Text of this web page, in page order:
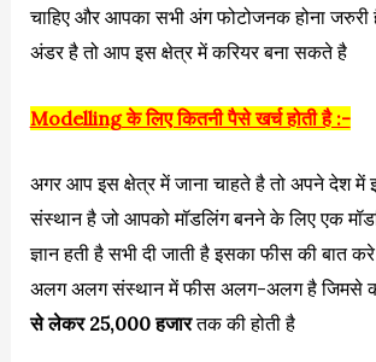
चाहिए और आपका सभी अंग फोटोजनक होना
अंडर है तो आप इस क्षेत्र में करियर बना सकते है
Modelling के लिए कितनी पैसे खर्च होती है :-
अगर आप इस क्षेत्र में जाना चाहते है तो अपने देश में
संस्थान है जो आपको मॉडलिंग बनने के लिए एक
ज्ञान हती है सभी दी जाती है इसका फीस की बात
अलग अलग संस्थान में फीस अलग-अलग है जिमसे
से लेकर 25,000 हजारतक की होती है